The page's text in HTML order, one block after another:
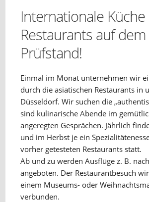
Internationale Küche
Restaurants auf dem
Prüfstand!
Einmal im Monat unternehmen wir
durch die asiatischen Restaurants in
Düsseldorf. Wir suchen die
sind kulinarische Abende im
angeregten Gesprächen. Jährlich
und im Herbst je ein
vorher getesteten Restaurants statt.
Ab und zu werden Ausflüge z. B.
angeboten. Der Restaurantbesuch
einem Museums- oder
verbunden.